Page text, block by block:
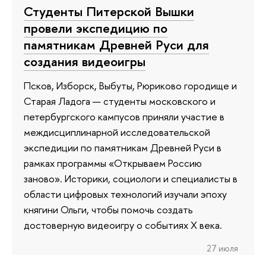
Студенты Питерской Вышки
провели экспедицию по
памятникам Древней Руси для
создания видеоигры
Псков, Изборск, Выбуты, Рюриково городище и
Старая Ладога — студенты московского и
петербургского кампусов приняли участие в
междисциплинарной исследовательской
экспедиции по памятникам Древней Руси в
рамках программы «Открываем Россию
заново». Историки, социологи и специалисты в
области цифровых технологий изучали эпоху
княгини Ольги, чтобы помочь создать
достоверную видеоигру о событиях X века.
27 июля